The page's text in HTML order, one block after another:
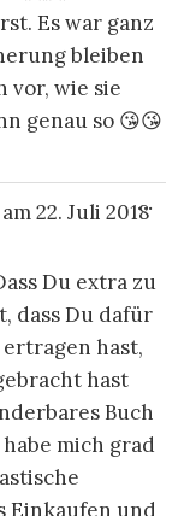
Es war ganz
bleiben
vor, wie sie
genau so 😘😘
22. Juli 2018
Du extra zu
dass Du dafür
hast,
hast
Buch
mich grad
Einkaufen und
...